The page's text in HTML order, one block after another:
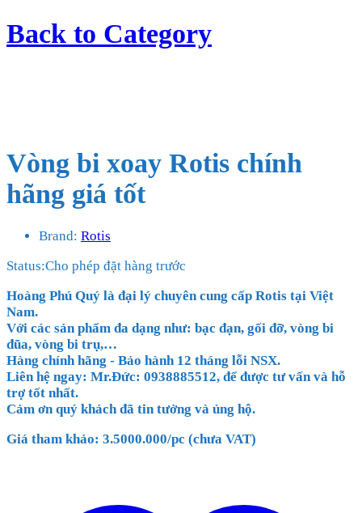
Back to Category
Vòng bi xoay Rotis chính
hãng giá tốt
Brand: Rotis
Status:Cho phép đặt hàng trước
Hoàng Phú Quý là đại lý chuyên cung cấp Rotis tại Việt
Nam.
Với các sản phẩm đa dạng như: bạc đạn, gối đỡ, vòng bi
đũa, vòng bi trụ,…
Hàng chính hãng - Bảo hành 12 tháng lỗi NSX.
Liên hệ ngay: Mr.Đức: 0938885512, để được tư vấn và hỗ
trợ tốt nhất.
Cảm ơn quý khách đã tin tưởng và ủng hộ.
Giá tham khảo: 3.5000.000/pc (chưa VAT)